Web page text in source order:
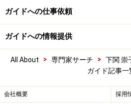
ガイドへの仕事依頼
ガイドへの情報提供
All About > 専門家サーチ > 下関 崇
ガイド記事一
会社概要 採用